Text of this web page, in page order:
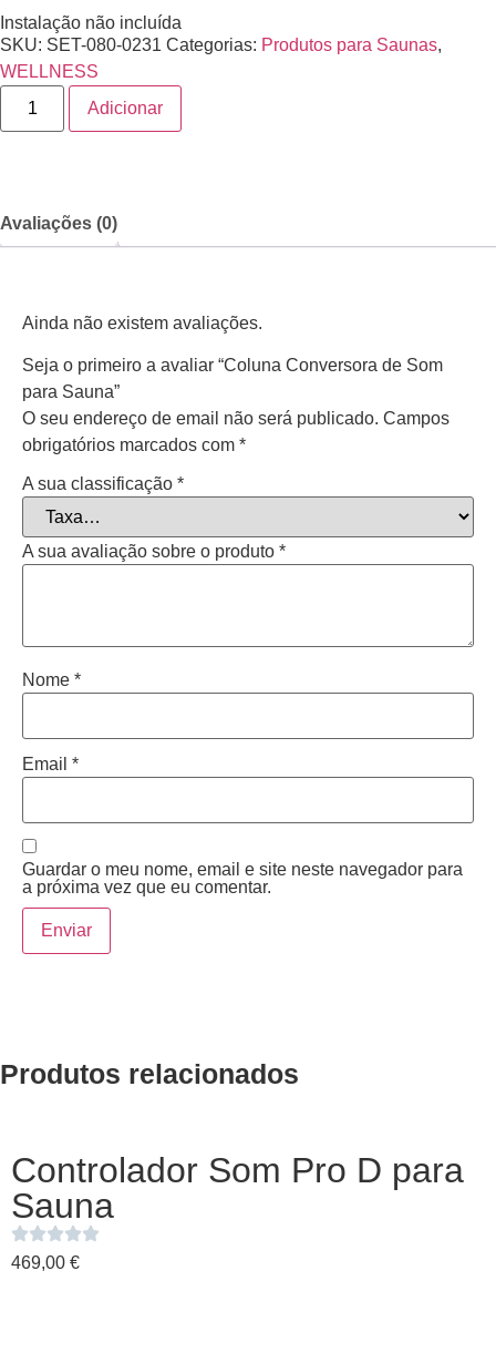
Instalação não incluída
SKU: SET-080-0231 Categorias: Produtos para Saunas,
WELLNESS
Adicionar
Avaliações (0)
Ainda não existem avaliações.
Seja o primeiro a avaliar “Coluna Conversora de Som
para Sauna”
O seu endereço de email não será publicado. Campos
obrigatórios marcados com *
A sua classificação *
A sua avaliação sobre o produto *
Nome *
Email *
Guardar o meu nome, email e site neste navegador para
a próxima vez que eu comentar.
Produtos relacionados
Controlador Som Pro D para
Sauna
469,00 €